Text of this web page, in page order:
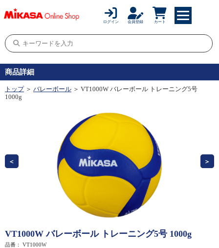
ログイン 会員登録 カート
商品詳細
トップ ＞ バレーボール ＞ VT1000W バレーボール トレーニング5号
1000g
VT1000W バレーボール トレーニング5号 1000g
品番： VT1000W